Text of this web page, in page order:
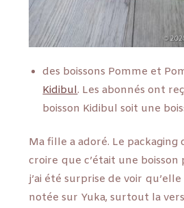
des boissons Pomme et
Kidibul. Les abonnés ont
boisson Kidibul soit une
Ma fille a adoré. Le packaging
croire que c’était une boisson
j’ai été surprise de voir
notée sur Yuka, surtout la